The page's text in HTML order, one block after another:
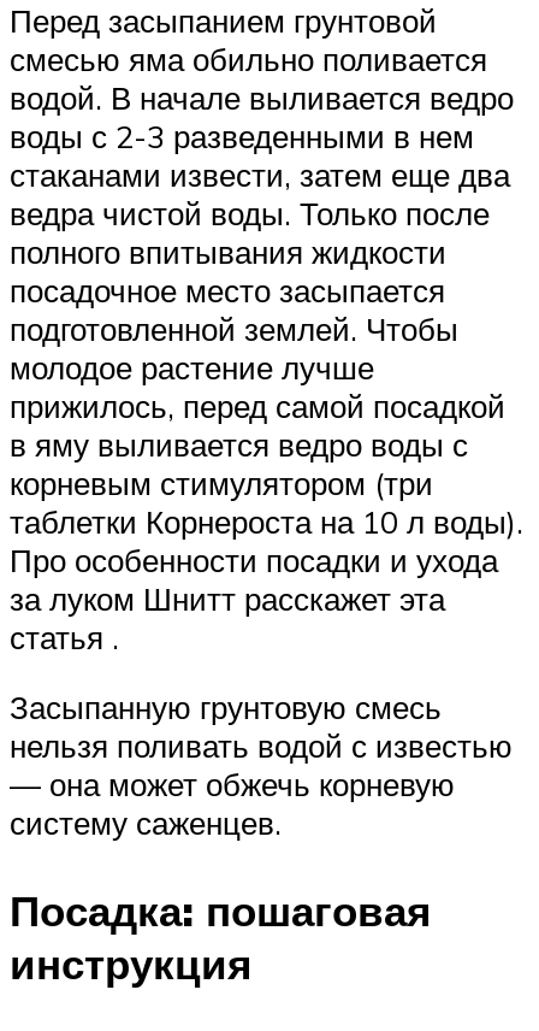
Перед засыпанием грунтовой
смесью яма обильно поливается
водой. В начале выливается ведро
воды с 2-3 разведенными в нем
стаканами извести, затем еще два
ведра чистой воды. Только после
полного впитывания жидкости
посадочное место засыпается
подготовленной землей. Чтобы
молодое растение лучше
прижилось, перед самой посадкой
в яму выливается ведро воды с
корневым стимулятором (три
таблетки Корнероста на 10 л воды).
Про особенности посадки и ухода
за луком Шнитт расскажет эта
статья .
Засыпанную грунтовую смесь
нельзя поливать водой с известью
— она может обжечь корневую
систему саженцев.
Посадка: пошаговая
инструкция